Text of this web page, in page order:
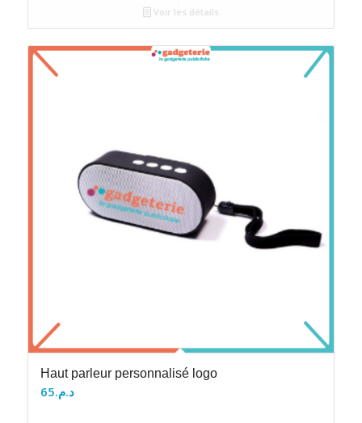
Voir les détails
Haut parleur personnalisé logo
د.م.65